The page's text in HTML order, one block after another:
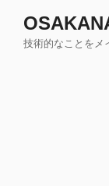
技術的なことをメ